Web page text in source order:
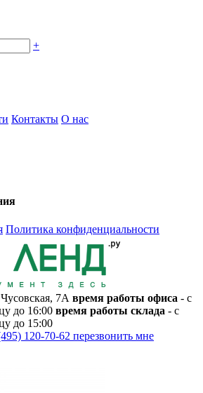
+
Контакты О нас
Политика конфиденциальности
7А время работы офиса - с
до 16:00 время работы склада - с
до 15:00
120-70-62 перезвонить мне